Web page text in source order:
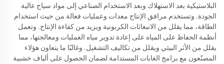
البلاستيكية بعد الاستهلاك وبعد الاستخدام الصناعي إلى مواد سياج عالية
الجودة. وتستخدم مرافق الإنتاج معدات وعمليات فعالة من حيث استخدام
الطاقة، مما يقلل من الانبعاثات الكربونية ويزيد من كفاءة الإنتاج. وتعمل
أنظمة الحفاظ على المياه على إعادة تدوير مياه العمليات ومعالجتها، مما
يقلل من الأثر البيئي ويقلل من تكاليف التشغيل. وغالبًا ما يتعاون هؤلاء
المصنّعون مع برامج الغابات المستدامة لضمان الحصول على ألياف خشبية